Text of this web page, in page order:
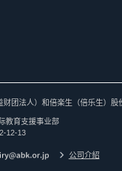
团法人）和倍楽生（倍乐生）股
教育支援事业部
12-13
公司介紹